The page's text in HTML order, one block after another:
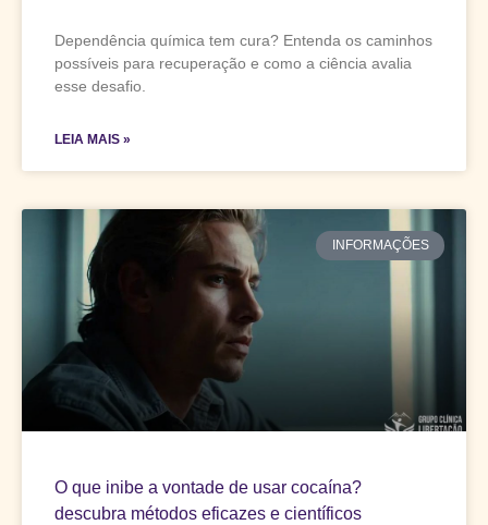
Dependência química tem cura? Entenda os caminhos
possíveis para recuperação e como a ciência avalia
esse desafio.
LEIA MAIS »
INFORMAÇÕES
O que inibe a vontade de usar cocaína?
descubra métodos eficazes e científicos